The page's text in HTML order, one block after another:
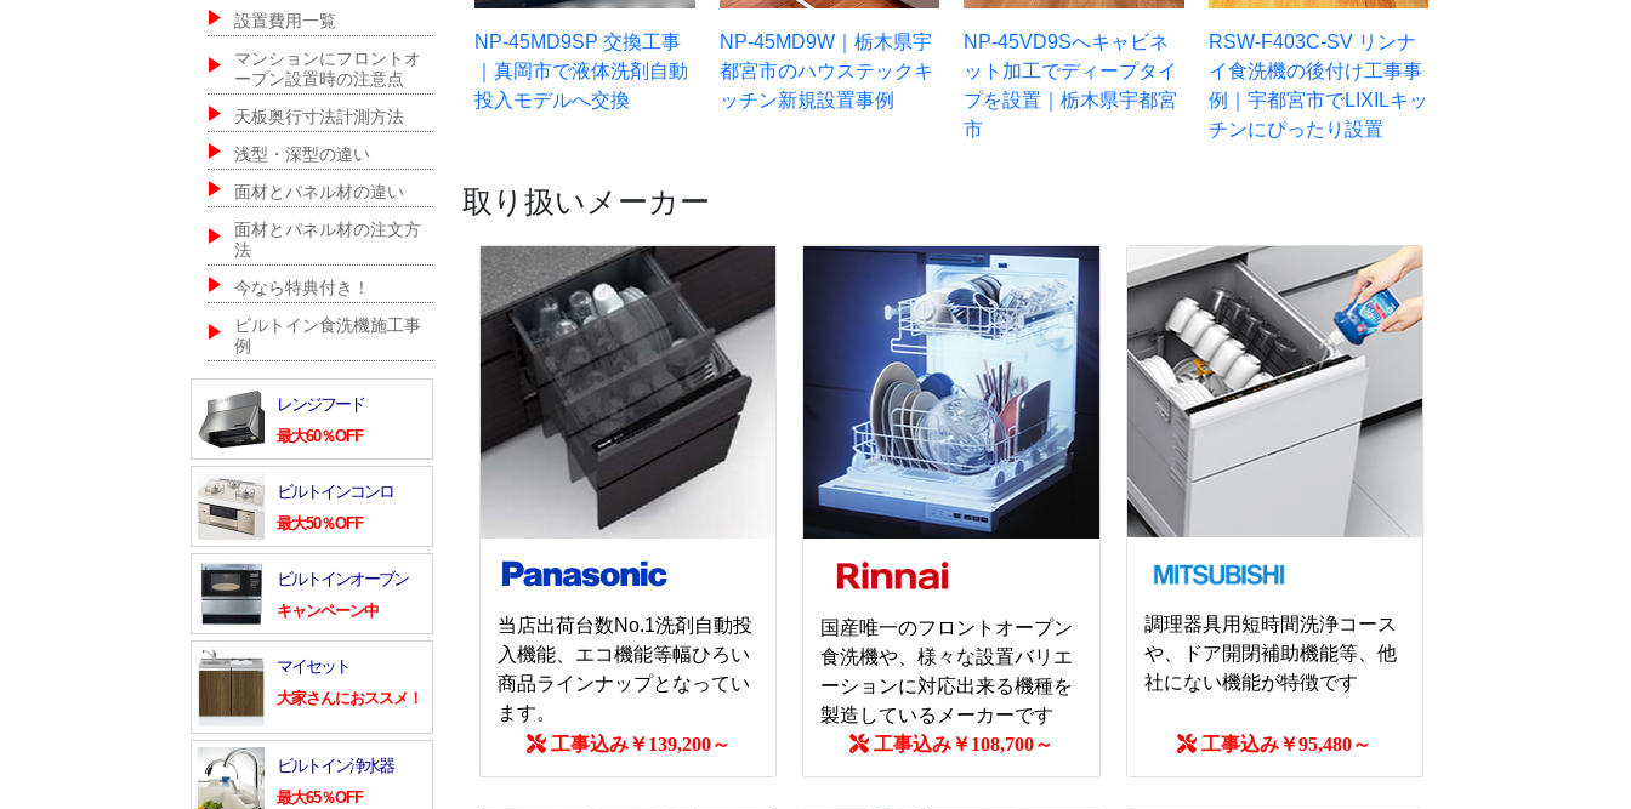
設置費用一覧
マンションにフロントオ
ープン設置時の注意点
天板奥行寸法計測方法
浅型・深型の違い
面材とパネル材の違い
面材とパネル材の注文方
法
今なら特典付き！
ビルトイン食洗機施工事
例
レンジフード
最大60％OFF
ビルトインコンロ
最大50％OFF
ビルトインオーブン
キャンペーン中
マイセット
大家さんにおススメ！
ビルトイン浄水器
最大65％OFF
NP-45MD9SP 交換工事
｜真岡市で液体洗剤自動
投入モデルへ交換
NP-45MD9W｜栃木県宇
都宮市のハウステックキ
ッチン新規設置事例
NP-45VD9Sへキャビネ
ット加工でディープタイ
プを設置｜栃木県宇都宮
市
RSW-F403C-SV リンナ
イ食洗機の後付け工事事
例｜宇都宮市でLIXILキッ
チンにぴったり設置
取り扱いメーカー
当店出荷台数No.1洗剤自動投
入機能、エコ機能等幅ひろい
商品ラインナップとなってい
ます。
工事込み￥139,200～
国産唯一のフロントオープン
食洗機や、様々な設置バリエ
ーションに対応出来る機種を
製造しているメーカーです
工事込み￥108,700～
調理器具用短時間洗浄コース
や、ドア開閉補助機能等、他
社にない機能が特徴です
工事込み￥95,480～